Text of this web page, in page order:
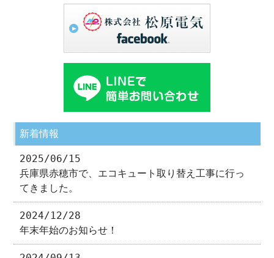
新着情報
2025/06/15
兵庫県赤穂市で、エコキュート取り替え工事に行っ
てきました。
2024/12/28
年末年始のお知らせ！